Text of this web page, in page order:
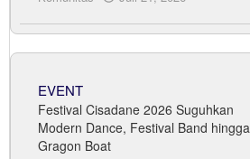
EVENT
Festival Cisadane 2026 Suguhkan
Modern Dance, Festival Band hingga
Gragon Boat